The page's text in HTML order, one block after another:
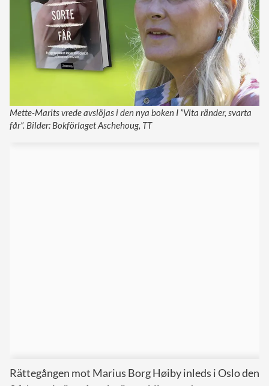
Mette-Marits vrede avslöjas i den nya boken I ”Vita ränder, svarta
får”. Bilder: Bokförlaget Aschehoug, TT
Rättegången mot Marius Borg Høiby inleds i Oslo den